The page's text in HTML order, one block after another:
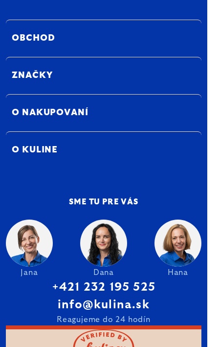
OBCHOD
ZNAČKY
O NAKUPOVANÍ
O KULINE
SME TU PRE VÁS
Jana Dana Hana
+421 232 195 525
info@kulina.sk
Reagujeme do 24 hodín